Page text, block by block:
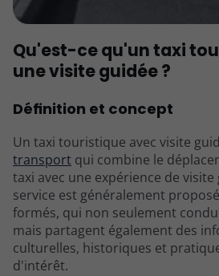
Qu'est-ce qu'un taxi
une visite guidée ?
Définition et concept
Un taxi touristique avec visite
transport qui combine le
taxi avec une expérience de visite
service est généralement
formés, qui non seulement
mais partagent également des
culturelles, historiques et
d'intérêt.